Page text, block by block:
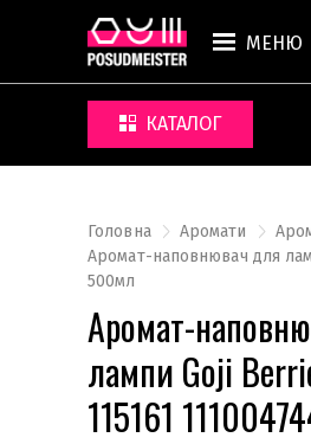
МЕНЮ
КАТАЛОГ
Головна Аромати
Аромат-наповнювач для
500мл
Аромат-
лампи Goji
115161